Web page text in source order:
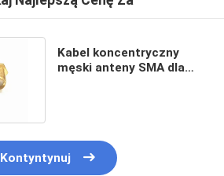
Kabel koncentryczny
męski anteny SMA dla
Kontyntynuj